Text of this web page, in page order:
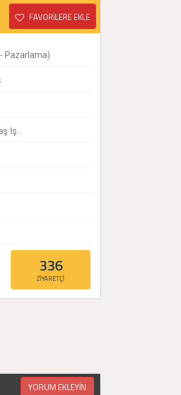
FAVORİLERE EKLE
Pazarlama)
Iş..
336
ZİYARETÇİ
YORUM EKLEYİN